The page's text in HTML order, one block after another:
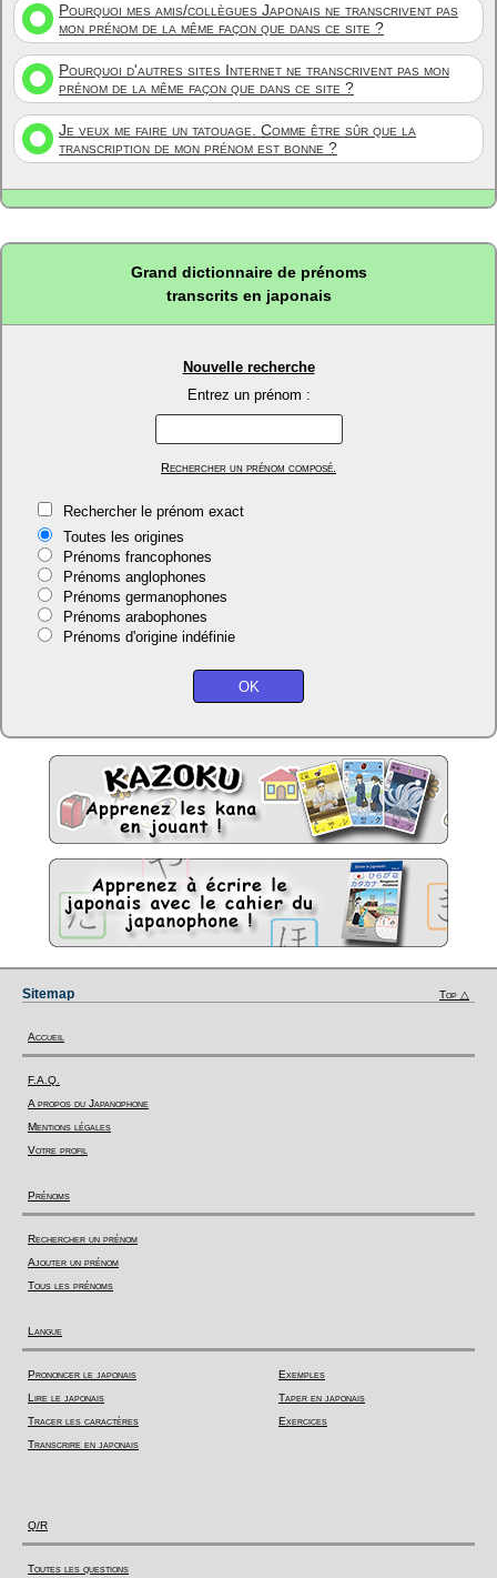
Pourquoi mes amis/collègues Japonais ne transcrivent pas
mon prénom de la même façon que dans ce site ?
Pourquoi d'autres sites Internet ne transcrivent pas mon
prénom de la même façon que dans ce site ?
Je veux me faire un tatouage. Comme être sûr que la
transcription de mon prénom est bonne ?
Grand dictionnaire de prénoms
transcrits en japonais
Nouvelle recherche
Entrez un prénom :
Rechercher un prénom composé.
Rechercher le prénom exact
Toutes les origines
Prénoms francophones
Prénoms anglophones
Prénoms germanophones
Prénoms arabophones
Prénoms d'origine indéfinie
Sitemap Top △
Accueil
F.A.Q.
A propos du Japanophone
Mentions légales
Votre profil
Prénoms
Rechercher un prénom
Ajouter un prénom
Tous les prénoms
Langue
Prononcer le japonais
Lire le japonais
Tracer les caractères
Transcrire en japonais
Exemples
Taper en japonais
Exercices
Q/R
Toutes les questions